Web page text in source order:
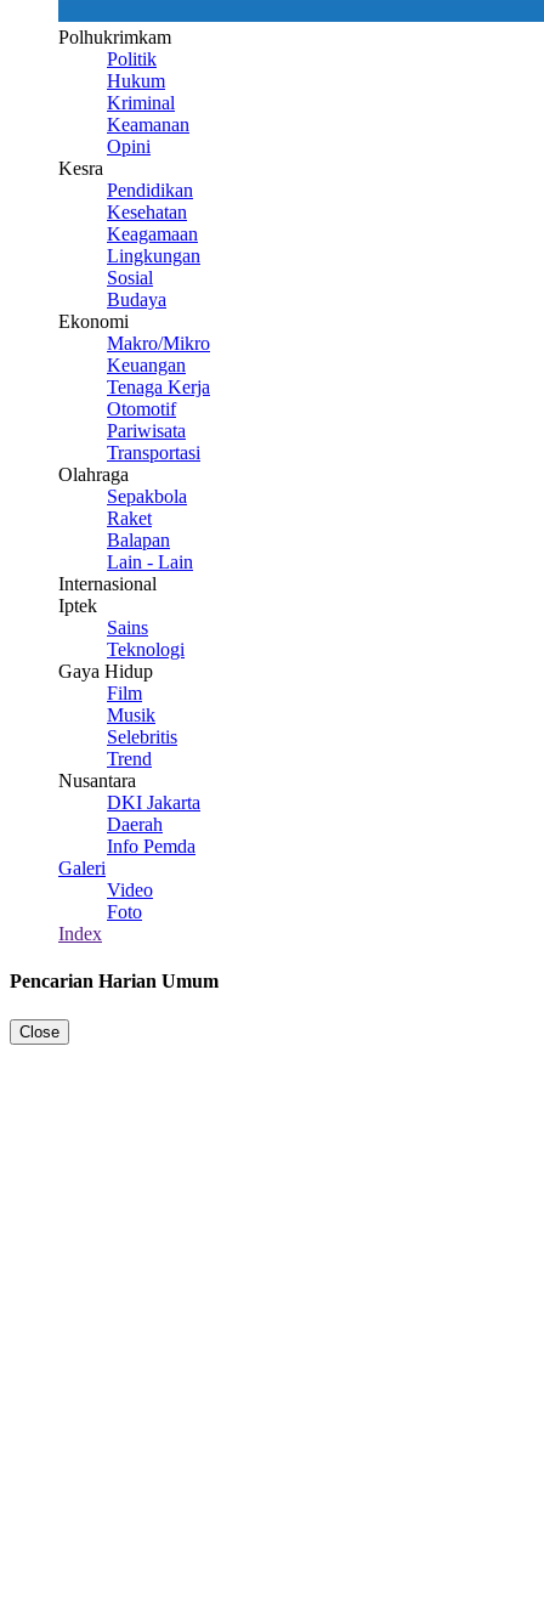
Polhukrimkam
Politik
Hukum
Kriminal
Keamanan
Opini
Kesra
Pendidikan
Kesehatan
Keagamaan
Lingkungan
Sosial
Budaya
Ekonomi
Makro/Mikro
Keuangan
Tenaga Kerja
Otomotif
Pariwisata
Transportasi
Olahraga
Sepakbola
Raket
Balapan
Lain - Lain
Internasional
Iptek
Sains
Teknologi
Gaya Hidup
Film
Musik
Selebritis
Trend
Nusantara
DKI Jakarta
Daerah
Info Pemda
Galeri
Video
Foto
Index
Pencarian Harian Umum
Close